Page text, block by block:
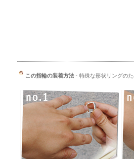
この指輪の装着方法 - 特殊な形状リングの